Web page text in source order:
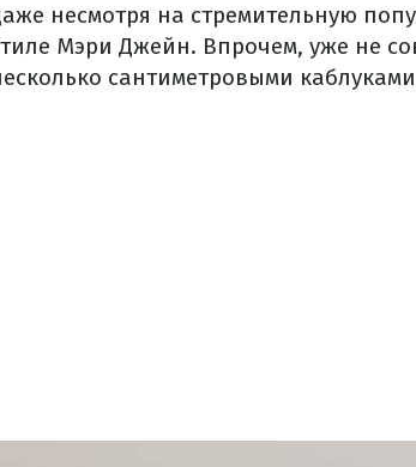
несмотря на стремительную
Мэри Джейн. Впрочем, уже не
сантиметровыми